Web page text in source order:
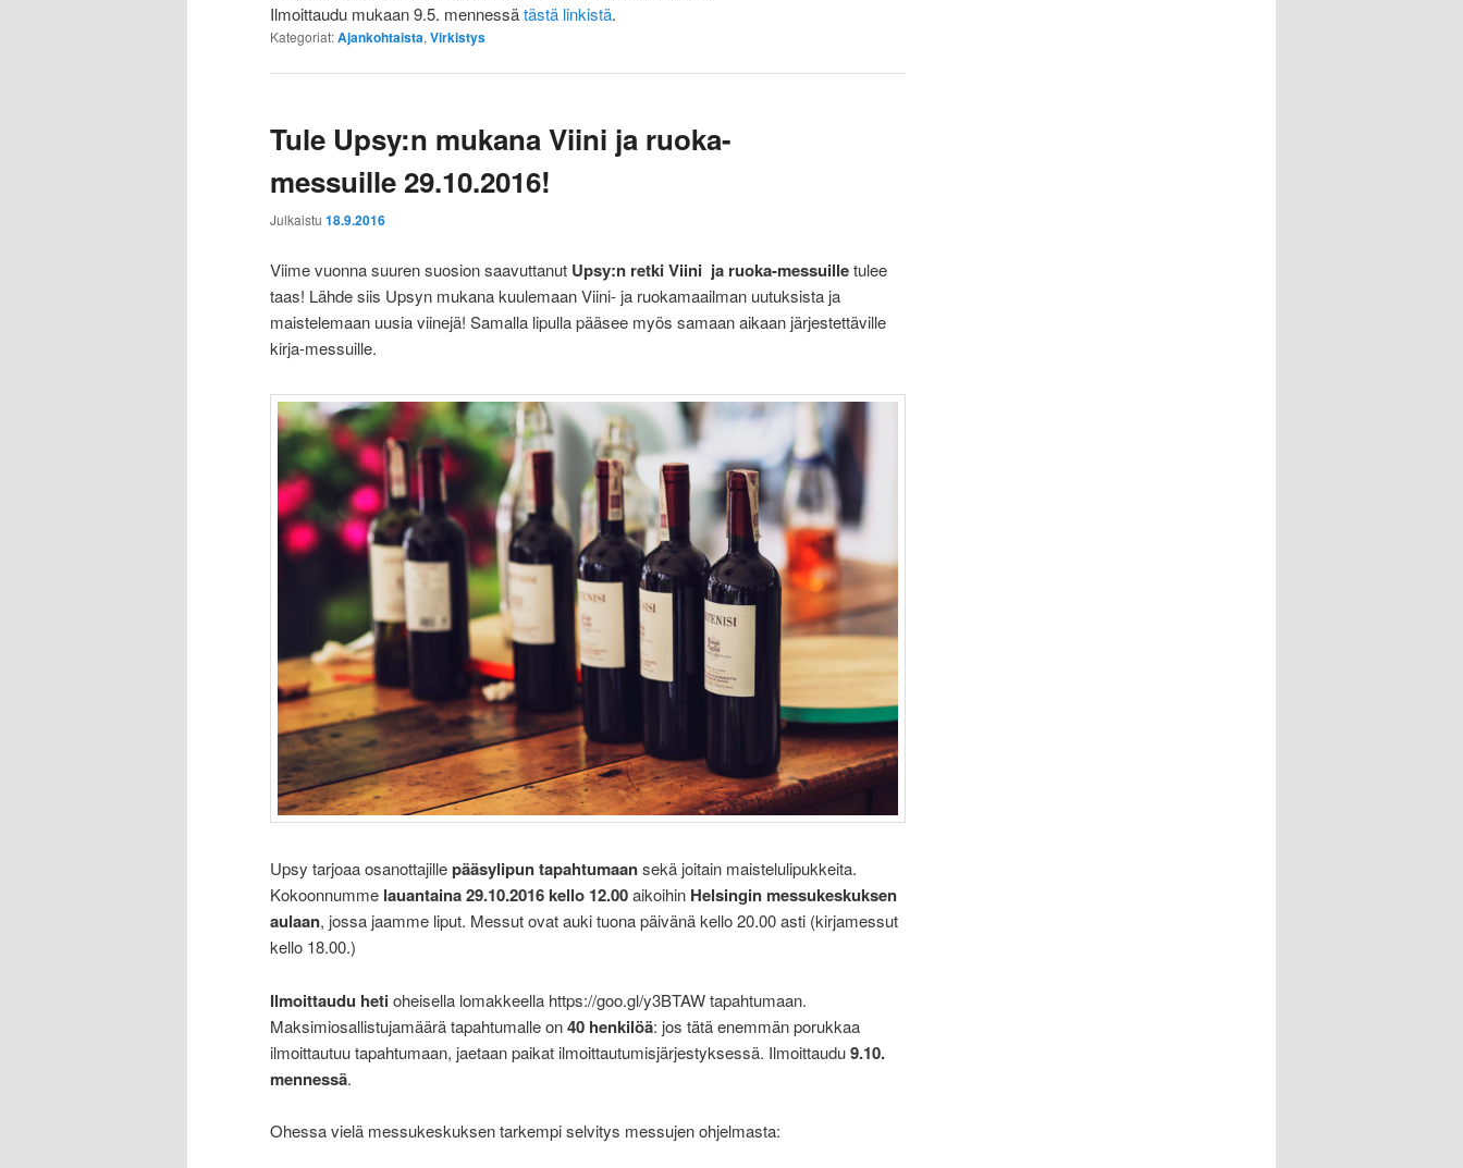
Ilmoittaudu mukaan 9.5. mennessätästä linkistä.
Kategoriat:Ajankohtaista, Virkistys
Tule Upsy:n mukana Viini ja ruoka-
messuille 29.10.2016!
Julkaistu 18.9.2016
Viime vuonna suuren suosion saavuttanut Upsy:n retki Viini ja ruoka-messuilletulee
taas! Lähde siis Upsyn mukana kuulemaan Viini- ja ruokamaailman uutuksista ja
maistelemaan uusia viinejä! Samalla lipulla pääsee myös samaan aikaan järjestettäville
kirja-messuille.
Upsy tarjoaa osanottajillepääsylipun tapahtumaansekä joitain maistelulipukkeita.
Kokoonnumme lauantaina 29.10.2016 kello 12.00aikoihin Helsingin messukeskuksen
aulaan, jossa jaamme liput. Messut ovat auki tuona päivänä kello 20.00 asti (kirjamessut
kello 18.00.)
Ilmoittaudu hetioheisella lomakkeella https://goo.gl/y3BTAW tapahtumaan.
Maksimiosallistujamäärä tapahtumalle on40 henkilöä: jos tätä enemmän porukkaa
ilmoittautuu tapahtumaan, jaetaan paikat ilmoittautumisjärjestyksessä. Ilmoittaudu9.10.
mennessä.
Ohessa vielä messukeskuksen tarkempi selvitys messujen ohjelmasta: